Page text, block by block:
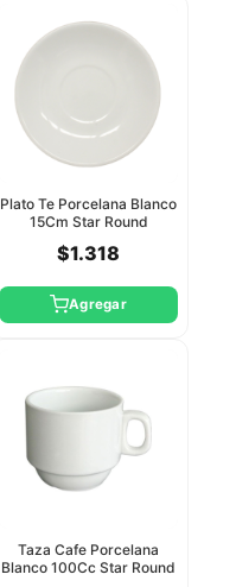
Plato Te Porcelana Blanco
15Cm Star Round
$1.318
Agregar
Taza Cafe Porcelana
Blanco 100Cc Star Round